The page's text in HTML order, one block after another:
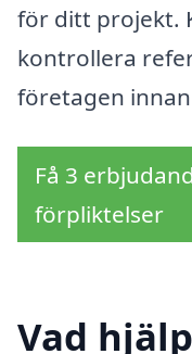
för ditt projekt.
kontrollera
företagen
Få 3
förpliktelser
Vad